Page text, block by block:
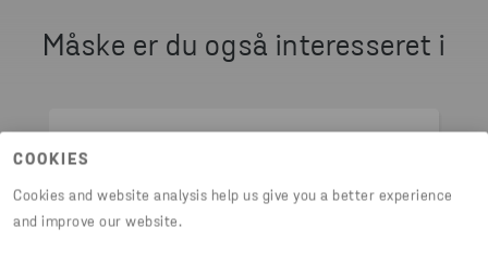
COOKIES
Cookies and website analysis help us give you a better experience
and improve our website.
Måske er du også interesseret i